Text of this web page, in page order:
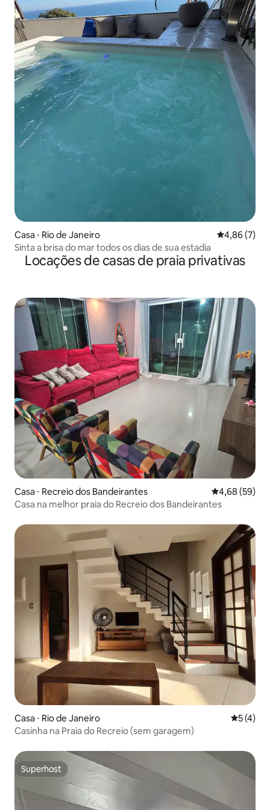
Casa ⋅ Rio de Janeiro 4,86 de uma
4,86 (7)
Sinta a brisa do mar todos os dias de sua estadia
Locações de casas de praia privativas
Casa ⋅ Recreio dos Bandeirantes 4,68 de uma
4,68 (59)
Casa na melhor praia do Recreio dos Bandeirantes
Casa ⋅ Rio de Janeiro 5 de
5 (4)
Casinha na Praia do Recreio (sem garagem)
Superhost
Superhost